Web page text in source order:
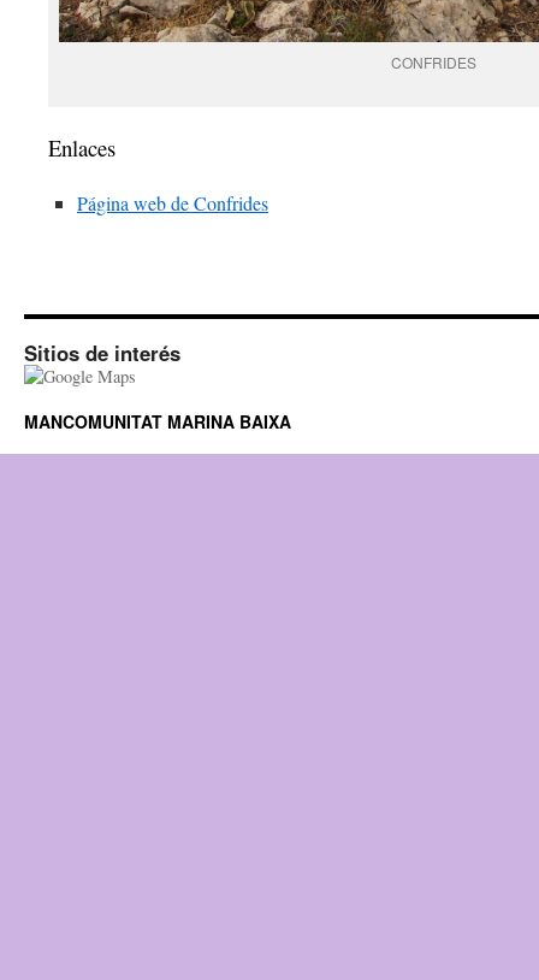
CONFRIDES
Enlaces
Página web de Confrides
Sitios de interés
MANCOMUNITAT MARINA BAIXA